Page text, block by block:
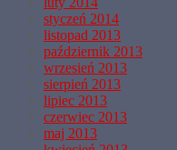
styczeń 2014
listopad 2013
październik 2013
wrzesień 2013
sierpień 2013
lipiec 2013
czerwiec 2013
maj 2013